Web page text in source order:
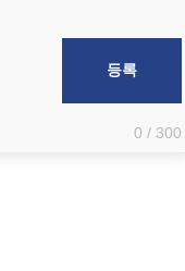
0 / 300